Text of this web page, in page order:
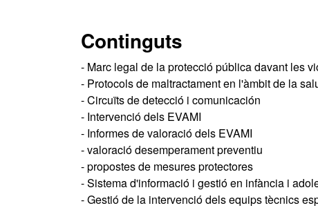
Continguts
- Marc legal de la protecció pública davant les
- Protocols de maltractament en l'àmbit de la
- Circuïts de detecció i comunicación
- Intervenció dels EVAMI
- Informes de valoració dels EVAMI
- valoració desemperament preventiu
- propostes de mesures protectores
- Sistema d'informació i gestió en infància i
- Gestió de la intervenció dels equips tècnics